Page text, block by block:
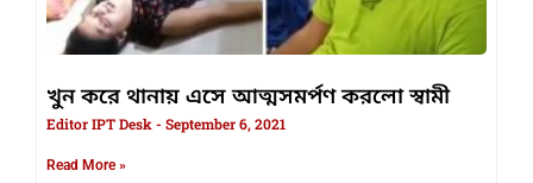
খুন করে থানায় এসে আত্মসমর্পণ করলো স্বামী
Editor IPT Desk September 6, 2021
Read More »